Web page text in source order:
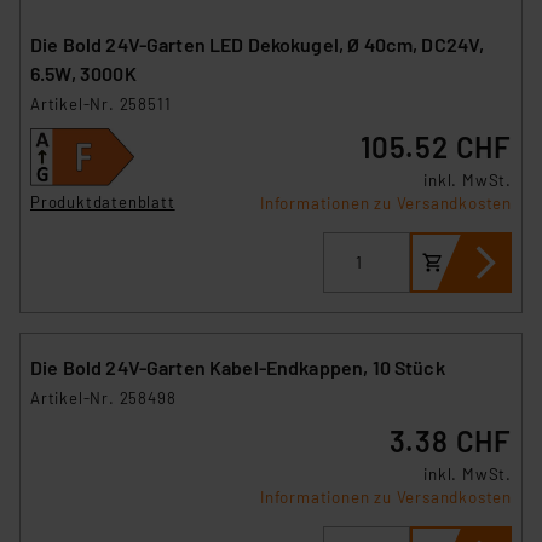
Impressum|Datenschutzerklärung
Die Bold 24V-Garten LED Dekokugel, Ø 40cm, DC24V,
6.5W, 3000K
Artikel-Nr. 258511
Produktdatenblatt
105.52 CHF
inkl. MwSt.
Informationen zu Versandkosten
Die Bold 24V-Garten Kabel-Endkappen, 10 Stück
Artikel-Nr. 258498
3.38 CHF
inkl. MwSt.
Informationen zu Versandkosten